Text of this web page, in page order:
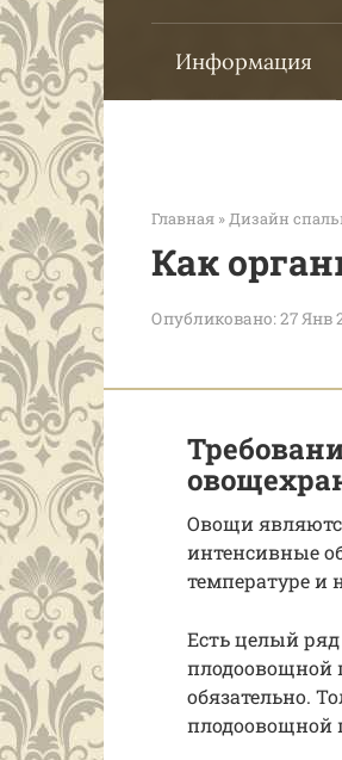
Информация
Главная » Дизайн
Как
Опубликовано:27 Янв
Овощи
интенсивные
температуре и
Есть целый
плодоовощной
обязательно.
плодоовощной